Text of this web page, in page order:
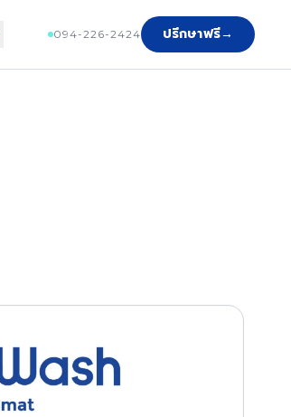
094-226-2424 ปรึกษาฟรี→